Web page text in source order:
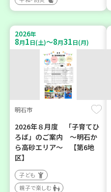
2026年
8月1日(土)～8月31日(月)
明石市
2026年８月度 「子育てひ
ろば」のご案内 ～明石か
ら高砂エリア～ 【第6地
区】
子ども
親子で楽しむ